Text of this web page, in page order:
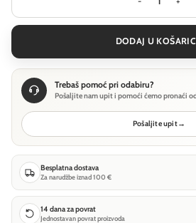
Stropna
DODAJ U
Trebaš pomoć pri odabiru?
Pošaljite nam upit i pomoći ćemo pronaći
Pošaljite upit→
Besplatna dostava
Za narudžbe iznad 100 €
14 dana za povrat
Jednostavan povrat proizvoda